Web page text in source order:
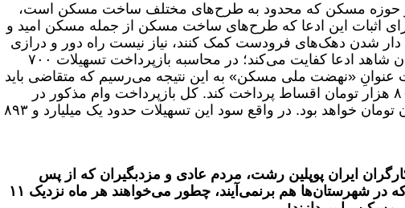
حوزه مسکن که محدود به طرح‌های مختلف ساخت مسکن است،
این ادعا که طرح‌های ساخت مسکن از جمله مسکن امید و
دار شدن دهک‌های فرودست کمک کنند، نیاز نیست راه دور و درازی
برویم، فقط ذکر یک نمونه ساده به عنوان شاهد ادعا کفایت می‌کند؛ در محاسبه بازپرداخت تسهیلات ۷۰۰
عنوانِ «نهضت ملی مسکن» به این نتیجه می‌رسیم که متقاضی باید
در دوره ۲۰ ساله ماهانه ۱۰ میلیون و ۸۰۳ هزار تومان اقساط پرداخت کند. کل بازپرداخت وام مذکور در
سال بیستم حدود ۲ میلیارد و ۵۹۳ میلیون تومان خواهد بود. در واقع سود این تسهیلات حدود یک میلیارد و ۸۹۳
ایران پوپلین رشت، مردم عادی و مزدبگیران که از پس
پرداخت اجاره خانه نه تنها در تهران که در شهرستان‌ها هم برنمی‌آیند، چطور می‌خواهند هر ماه نزدیک ۱۱